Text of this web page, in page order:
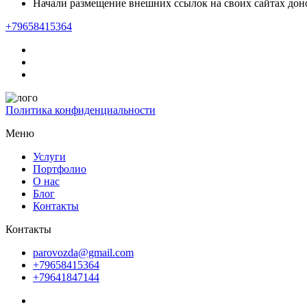
Начали размещение внешних ссылок на своих сайтах
+79658415364
Политика конфиденциальности
Меню
Услуги
Портфолио
О нас
Блог
Контакты
Контакты
parovozda@gmail.com
+79658415364
+79641847144